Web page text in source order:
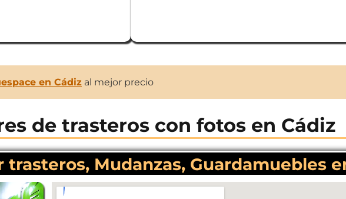
en Cádiz al mejor precio
de trasteros con fotos en Cádiz
trasteros, Mudanzas, Guardamuebles